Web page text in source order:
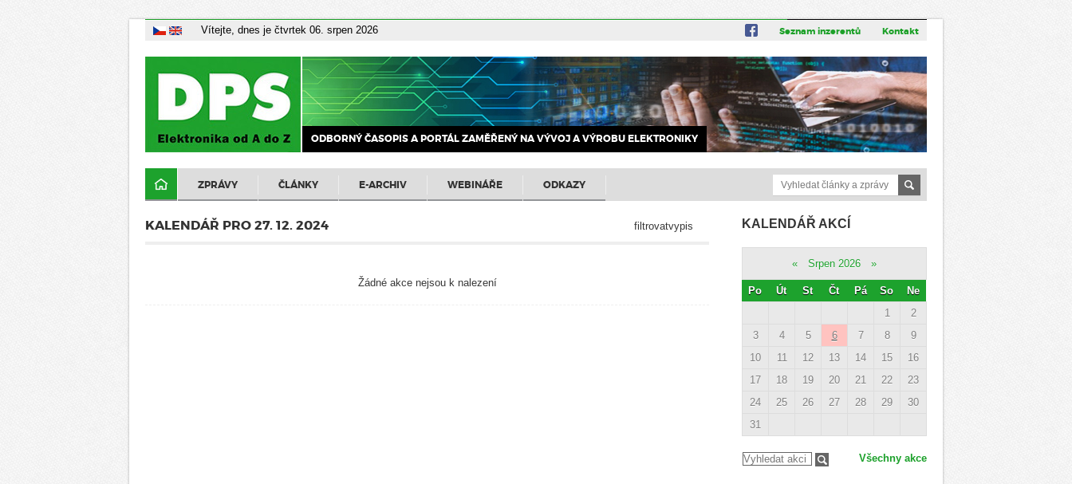
Vítejte, dnes je čtvrtek 06. srpen 2026 Seznam inzerentů Kontakt
ODBORNÝ ČASOPIS A PORTÁL ZAMĚŘENÝ NA VÝVOJ A VÝROBU ELEKTRONIKY
ZPRÁVY ČLÁNKY E-ARCHIV WEBINÁŘE ODKAZY
filtrovatvypis
KALENDÁŘ PRO 27. 12. 2024
Žádné akce nejsou k nalezení
KALENDÁŘ AKCÍ
« Srpen 2026 »
Po Út St Čt Pá So
Ne
1
2
3
4 5 6 7 8
9
10
11 12 13 14 15
16
17
18 19 20 21 22
23
24
25 26 27 28 29
30
31
Všechny akce